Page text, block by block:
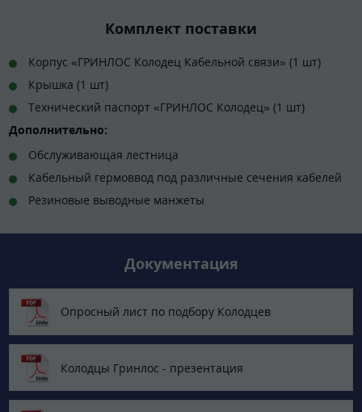
Комплект поставки
Корпус «ГРИНЛОС Колодец Кабельной связи» (1 шт)
Крышка (1 шт)
Технический паспорт «ГРИНЛОС Колодец» (1 шт)
Дополнительно:
Обслуживающая лестница
Кабельный гермоввод под различные сечения кабелей
Резиновые выводные манжеты
Документация
Опросный лист по подбору Колодцев
Колодцы Гринлос - презентация